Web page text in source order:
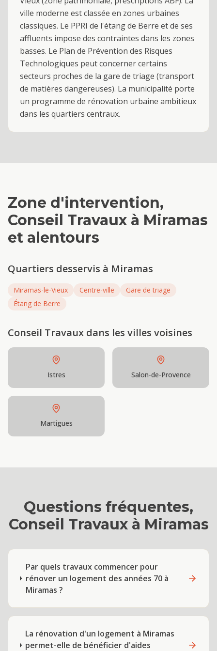
ville moderne est classée en zones urbaines
classiques. Le PPRI de l'étang de Berre et de ses
affluents impose des contraintes dans les zones
basses. Le Plan de Prévention des Risques
Technologiques peut concerner certains
secteurs proches de la gare de triage (transport
de matières dangereuses). La municipalité porte
un programme de rénovation urbaine ambitieux
dans les quartiers centraux.
Zone d'intervention,
Conseil Travaux à Miramas
et alentours
Quartiers desservis à Miramas
Miramas-le-Vieux Centre-ville
Gare de triage
Étang de Berre
Conseil Travaux dans les villes voisines
Istres Salon-de-Provence
Martigues
Questions fréquentes,
Conseil Travauxà Miramas
Par quels travaux commencer pour
rénover un logement des années 70 à
Miramas ?
La rénovation d'un logement à Miramas
permet-elle de bénéficier d'aides